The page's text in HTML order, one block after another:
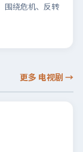
围绕危机、反转
更多 电视剧 →